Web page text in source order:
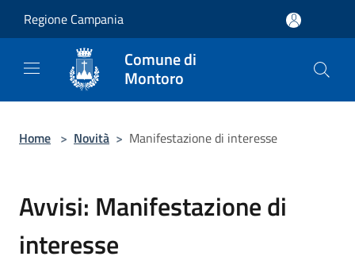
Regione Campania
Comune di
Montoro
Home > Novità > Manifestazione di interesse
Avvisi: Manifestazione di
interesse